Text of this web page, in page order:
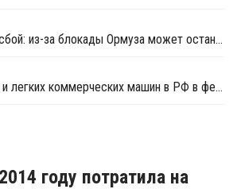
Фундаментальный сбой: из-за блокады Ормуза может остановиться производство автомобилей
Продажи легковых и легких коммерческих машин в РФ в феврале выросли на 1,2% год к году
году потратила на